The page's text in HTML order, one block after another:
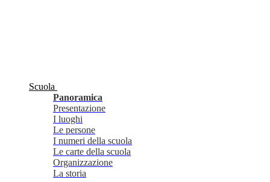
Scuola
Panoramica
Presentazione
I luoghi
Le persone
I numeri della scuola
Le carte della scuola
Organizzazione
La storia